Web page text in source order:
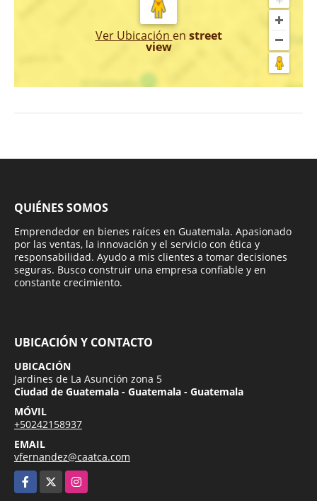
Ver Ubicación en street
view
QUIÉNES SOMOS
Emprendedor en bienes raíces en Guatemala. Apasionado
por las ventas, la innovación y el servicio con ética y
responsabilidad. Ayudo a mis clientes a tomar decisiones
seguras. Busco construir una empresa confiable y en
constante crecimiento.
UBICACIÓN Y CONTACTO
UBICACIÓN
Jardines de La Asunción zona 5
Ciudad de Guatemala - Guatemala - Guatemala
MÓVIL
+50242158937
EMAIL
vfernandez@caatca.com
Facebook
Instagram